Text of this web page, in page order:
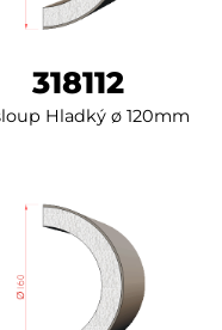
318112
Hladký ø 120mm